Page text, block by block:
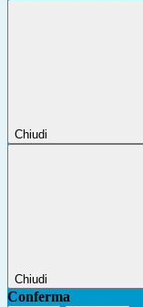
Chiudi
Chiudi
Conferma